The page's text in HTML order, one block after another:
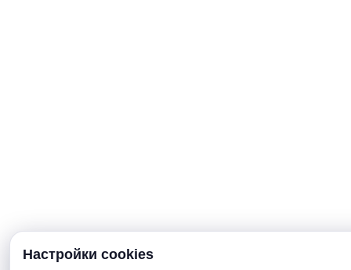
Настройки cookies